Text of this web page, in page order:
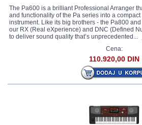
The Pa600 is a brilliant Professional Arranger
and functionality of the Pa series into a
instrument. Like its big brothers - the Pa800
our RX (Real eXperience) and DNC (Defined
to deliver sound quality that’s unprecedented...
Cena:
110.920,00 DIN